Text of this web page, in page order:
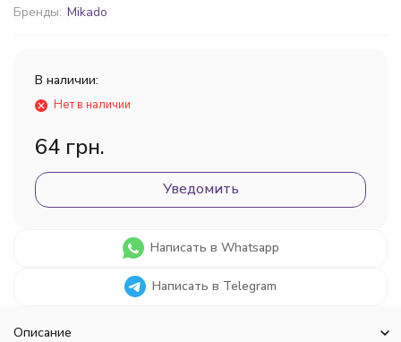
Бренды: Mikado
В наличии:
Нет в наличии
64 грн.
Уведомить
Написать в Whatsapp
Написать в Telegram
Описание